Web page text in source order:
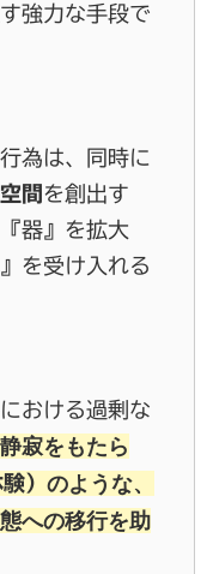
強力な手段で
為は、同時に
間 を創出す
器』を拡大
を受け入れる
おける過剰な
寂をもたら
） のような、
への移行を助